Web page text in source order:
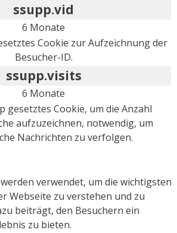
ssupp.vid
6 Monate
Cookie zur Aufzeichnung der
Besucher-ID.
ssupp.visits
6 Monate
gesetztes Cookie, um die Anzahl
aufzuzeichnen, notwendig, um
Nachrichten zu verfolgen.
verwendet, um die wichtigsten
Webseite zu verstehen und zu
beiträgt, den Besuchern ein
zu bieten.